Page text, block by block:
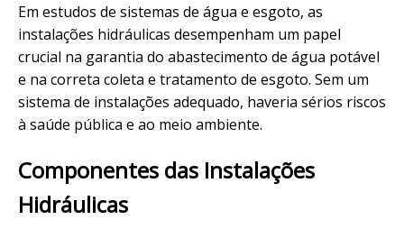
Em estudos de sistemas de água e esgoto, as
instalações hidráulicas desempenham um papel
crucial na garantia do abastecimento de água potável
e na correta coleta e tratamento de esgoto. Sem um
sistema de instalações adequado, haveria sérios riscos
à saúde pública e ao meio ambiente.
Componentes das Instalações
Hidráulicas